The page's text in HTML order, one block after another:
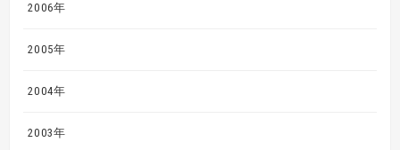
2006年
2005年
2004年
2003年